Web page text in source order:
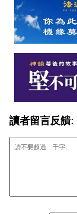
讀者留言反饋: